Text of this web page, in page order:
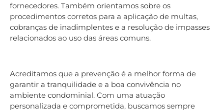
fornecedores. Também orientamos sobre os
procedimentos corretos para a aplicação de multas,
cobranças de inadimplentes e a resolução de impasses
relacionados ao uso das áreas comuns.
Acreditamos que a prevenção é a melhor forma de
garantir a tranquilidade e a boa convivência no
ambiente condominial. Com uma atuação
personalizada e comprometida, buscamos sempre